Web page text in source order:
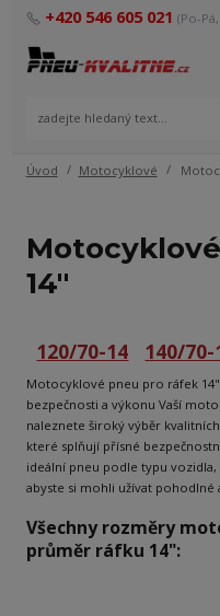
+420 546 605 021 (Po-
Úvod Motocyklové
14"
120/70-14 140/70-
Motocyklové pneu pro ráfek
bezpečnosti a výkonu Vaší
naleznete široký výběr
které splňují přísné
ideální pneu podle typu
abyste si mohli užívat pohodlné
Všechny rozměry
průměr ráfku 14":